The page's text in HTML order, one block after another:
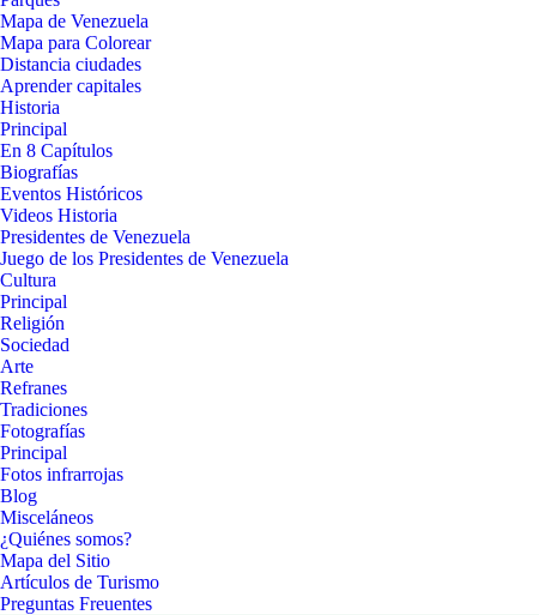
Mapa de Venezuela
Mapa para Colorear
Distancia ciudades
Aprender capitales
Historia
Principal
En 8 Capítulos
Biografías
Eventos Históricos
Videos Historia
Presidentes de Venezuela
Juego de los Presidentes de Venezuela
Cultura
Principal
Religión
Sociedad
Arte
Refranes
Tradiciones
Fotografías
Principal
Fotos infrarrojas
Blog
Misceláneos
¿Quiénes somos?
Mapa del Sitio
Artículos de Turismo
Preguntas Freuentes